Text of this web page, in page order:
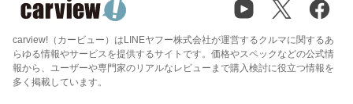
carview!（カービュー）はLINEヤフー株式会社が運営するクルマに関するあ
らゆる情報やサービスを提供するサイトです。価格やスペックなどの公式情
報から、ユーザーや専門家のリアルなレビューまで購入検討に役立つ情報を
多く掲載しています。